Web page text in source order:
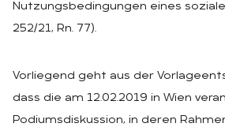
Nutzungsbedingungen eines
252/21, Rn. 77).
Vorliegend geht aus der
dass die am 12.02.2019 in Wien
Podiumsdiskussion, in deren